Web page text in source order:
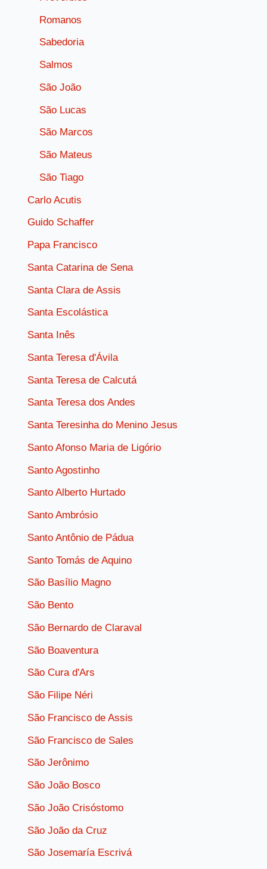
Romanos
Sabedoria
Salmos
São João
São Lucas
São Marcos
São Mateus
São Tiago
Carlo Acutis
Guido Schaffer
Papa Francisco
Santa Catarina de Sena
Santa Clara de Assis
Santa Escolástica
Santa Inês
Santa Teresa d'Ávila
Santa Teresa de Calcutá
Santa Teresa dos Andes
Santa Teresinha do Menino Jesus
Santo Afonso Maria de Ligório
Santo Agostinho
Santo Alberto Hurtado
Santo Ambrósio
Santo Antônio de Pádua
Santo Tomás de Aquino
São Basílio Magno
São Bento
São Bernardo de Claraval
São Boaventura
São Cura d'Ars
São Filipe Néri
São Francisco de Assis
São Francisco de Sales
São Jerônimo
São João Bosco
São João Crisóstomo
São João da Cruz
São Josemaría Escrivá